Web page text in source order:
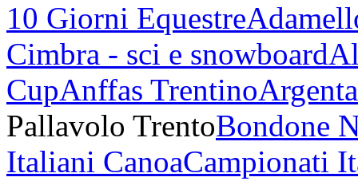
10 Giorni Equestre
Cimbra - sci e snowboard
CupAnffas Trentino
Pallavolo TrentoBondone
Italiani CanoaCampionati